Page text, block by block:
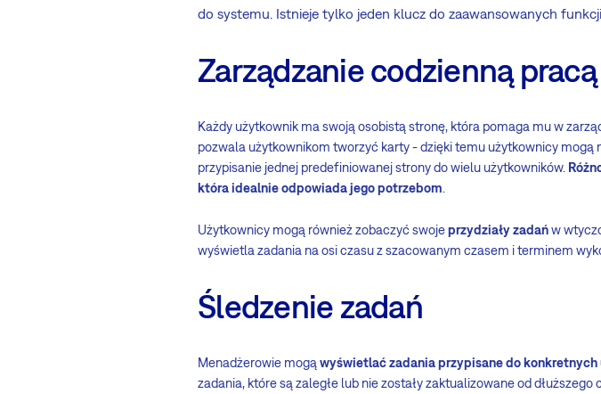
do systemu. Istnieje tylko jeden klucz do zaawansowanych
Zarządzanie codzienną pracą
Każdy użytkownik ma swoją osobistą stronę, która pomaga mu w
pozwala użytkownikom tworzyć karty - dzięki temu użytkownicy
przypisanie jednej predefiniowanej strony do wielu użytkowników.
która idealnie odpowiada jego potrzebom.
Użytkownicy mogą również zobaczyć swojeprzydziały zadańw
wyświetla zadania na osi czasu z szacowanym czasem i terminem
Śledzenie zadań
Menadżerowie mogą wyświetlać zadania przypisane do
zadania, które są zaległe lub nie zostały zaktualizowane od